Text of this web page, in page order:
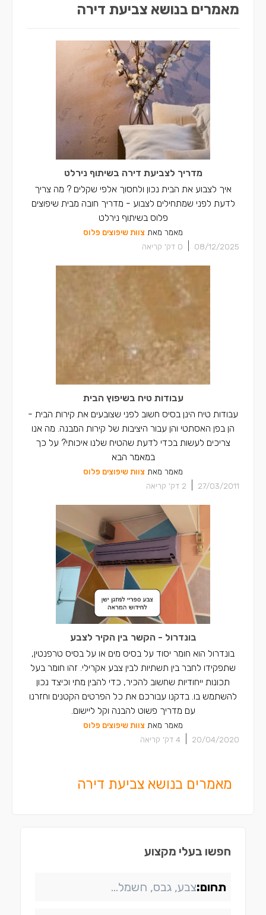
מאמרים בנושא צביעת דירה
מדריך לצביעת דירה בשיתוף נירלט
איך לצבוע את הבית נכון ולחסוך אלפי שקלים ? מה צריך
לדעת לפני שמתחילים לצבוע - מדריך חובה מבית שיפוצים
פלוס בשיתוף נירלט
מאמר מאת צוות שיפוצים פלוס
08/12/2025
0 דק' קריאה
עבודות טיח בשיפוץ הבית
עבודות טיח הינן בסיס חשוב לפני שצובעים את קירות הבית -
הן בפן האסתטי והן עבור היציבות של קירות המבנה. מה אנו
צריכים לעשות בכדי לדעת שהטיח שלנו איכותי? על כך
במאמר הבא
מאמר מאת צוות שיפוצים פלוס
27/03/2011
2 דק' קריאה
בונדרול - הקשר בין הקיר לצבע
בונדרול הוא חומר יסוד על בסיס מים או על בסיס טרפנטין,
שתפקידו לחבר בין תשתיות לבין צבע אקרילי. זהו חומר בעל
תכונות ייחודיות שחשוב להכיר, כדי להבין מתי וכיצד נכון
להשתמש בו. בדקנו עבורכם את כל הפרטים הקטנים וחזרנו
עם מדריך פשוט להבנה וקל ליישום.
מאמר מאת צוות שיפוצים פלוס
20/04/2020
4 דק' קריאה
מאמרים בנושא צביעת דירה
חפשו בעלי מקצוע
תחום: